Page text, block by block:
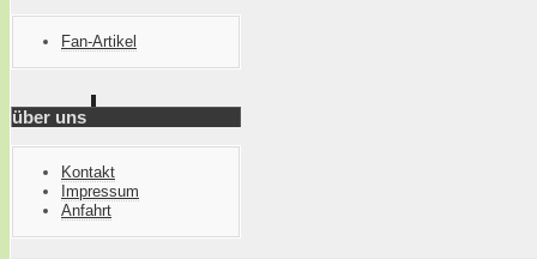
Fan-Artikel
über uns
Kontakt
Impressum
Anfahrt